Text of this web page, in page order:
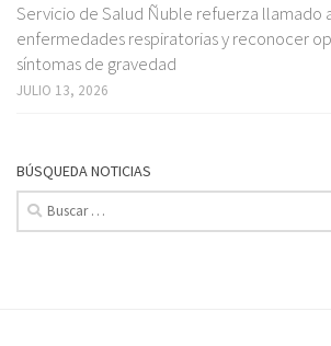
Servicio de Salud Ñuble refuerza llamado
enfermedades respiratorias y reconocer
síntomas de gravedad
JULIO 13, 2026
BÚSQUEDA NOTICIAS
Buscar: